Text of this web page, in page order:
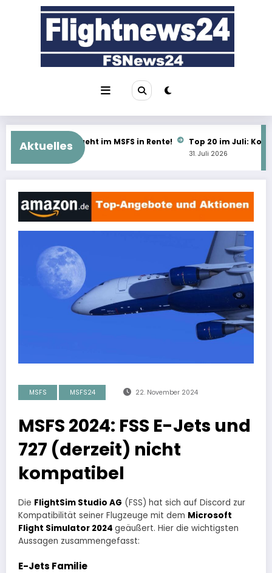
Aktuelles
in Rente! Top 20 im Juli: Kostenlos schlägt alles!
31. Juli 2026
MSFS MSFS24 22. November 2024
MSFS 2024: FSS E-Jets und
727 (derzeit) nicht
kompatibel
Die FlightSim Studio AG (FSS) hat sich auf Discord zur
Kompatibilität seiner Flugzeuge mit dem Microsoft
Flight Simulator 2024 geäußert. Hier die wichtigsten
Aussagen zusammengefasst:
E-Jets Familie